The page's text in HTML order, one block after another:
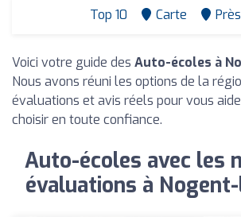
Top 10 Carte
Voici votre guide des Auto-écoles à
Nous avons réuni les options de la
évaluations et avis réels pour vous
choisir en toute confiance.
Auto-écoles avec les
évaluations à